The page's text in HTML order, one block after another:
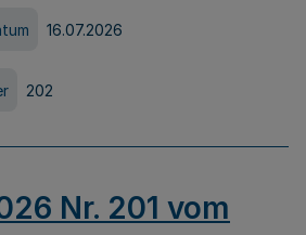
16.07.2026
202
Nr. 201 vom